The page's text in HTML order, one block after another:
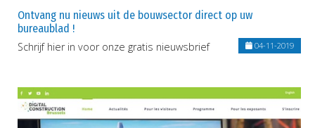
Ontvang nu nieuws uit de bouwsector direct op uw
bureaublad !
Schrijf hier in voor onze gratis nieuwsbrief
04-11-2019